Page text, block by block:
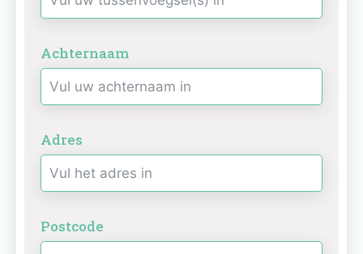
Achternaam
Adres
Postcode